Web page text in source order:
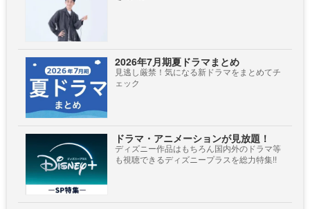
2026年7月期夏ドラマまとめ
見逃し厳禁！気になる新ドラマをまとめてチ
ェック
ドラマ・アニメーションが見放題！
ディズニー作品はもちろん国内外のドラマ等
も視聴できるディズニープラスを総力特集!!